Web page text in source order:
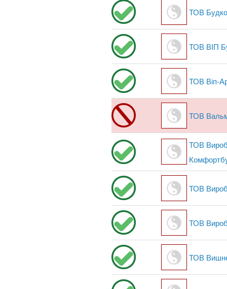
ТОВ
ТОВ ВІП
ТОВ Віп-
ТОВ
ТОВ
ТОВ
ТОВ
ТОВ